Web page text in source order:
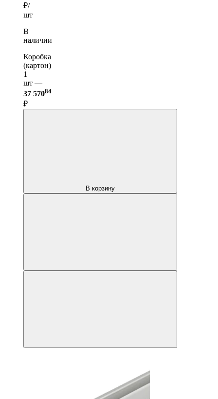
₽/
шт
В
наличии
Коробка
(картон)
1
шт —
37 57084
₽
В корзину